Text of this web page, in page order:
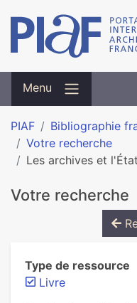
Menu
PIAF
Bibliographie
Votre recherche
Les archives et
Votre recherche
Type de ressource
Livre